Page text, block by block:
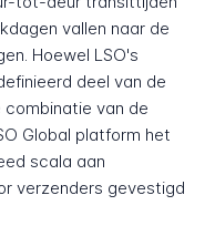
vallen naar de
Hoewel LSO's
deel van de
van de
Global platform het
scala aan
verzenders gevestigd